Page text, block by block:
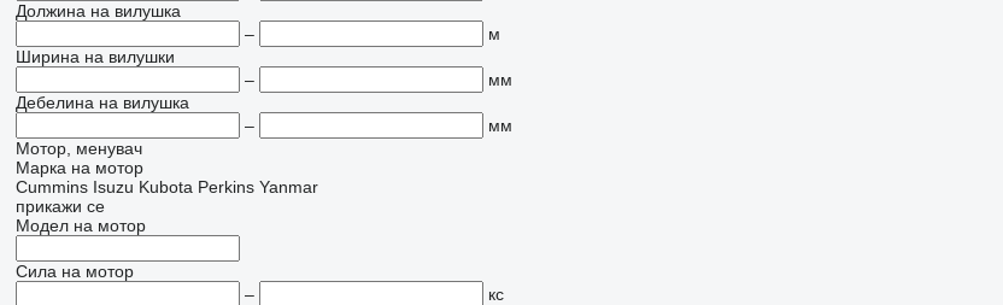
Должина на вилушка
–
м
Ширина на вилушки
–
мм
Дебелина на вилушка
–
мм
Мотор, менувач
Марка на мотор
Cummins Isuzu Kubota Perkins Yanmar
прикажи се
Модел на мотор
Сила на мотор
–
кс